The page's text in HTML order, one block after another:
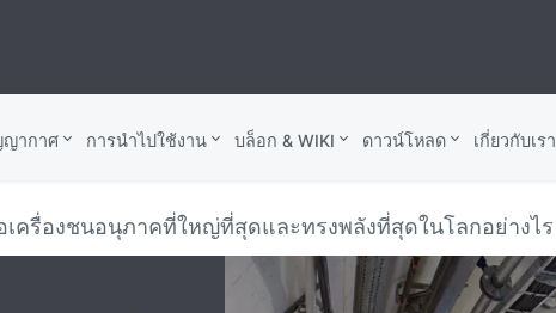
ญากาศ การนำไปใช้งาน บล็อก & WIKI ดาวน์โหลด เกี่ยวกับเรา
ครื่องชนอนุภาคที่ใหญ่ที่สุดและทรงพลังที่สุดในโลกอย่างไร